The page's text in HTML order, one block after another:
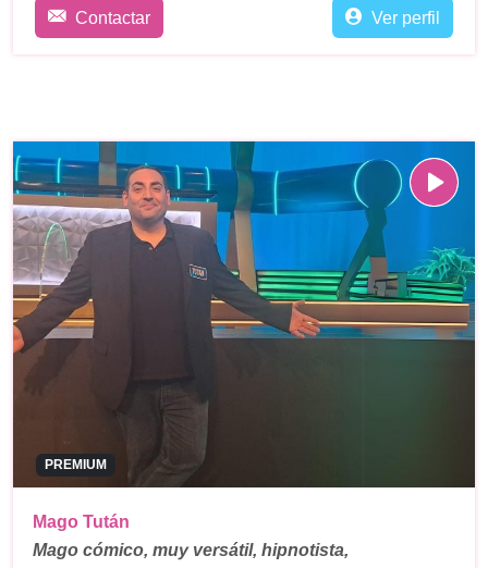
Contactar Ver perfil
PREMIUM
Mago Tután
Mago cómico, muy versátil, hipnotista,